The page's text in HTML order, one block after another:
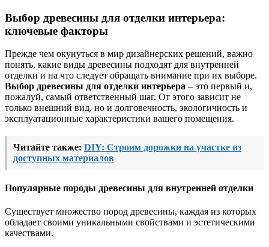
Выбор древесины для отделки интерьера:
ключевые факторы
Прежде чем окунуться в мир дизайнерских решений, важно
понять, какие виды древесины подходят для внутренней
отделки и на что следует обращать внимание при их выборе.
Выбор древесины для отделки интерьера – это первый и,
пожалуй, самый ответственный шаг. От этого зависит не
только внешний вид, но и долговечность, экологичность и
эксплуатационные характеристики вашего помещения.
Читайте также: DIY: Строим дорожки на участке из
доступных материалов
Популярные породы древесины для внутренней отделки
Существует множество пород древесины, каждая из которых
обладает своими уникальными свойствами и эстетическими
качествами.